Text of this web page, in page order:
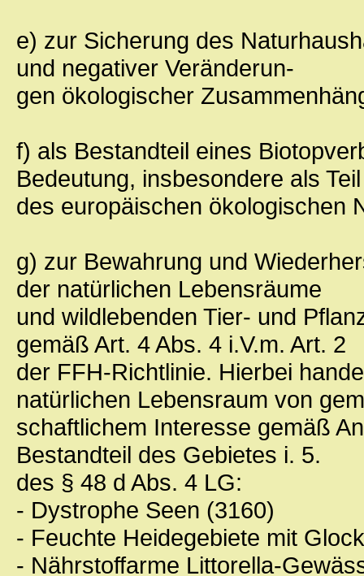
e) zur Sicherung des
und negativer Veränderun-
gen ökologischer
f) als Bestandteil eines
Bedeutung, insbesondere als Teil
des europäischen ökologischen
g) zur Bewahrung und
der natürlichen Lebensräume
und wildlebenden Tier- und
gemäß Art. 4 Abs. 4 i.V.m. Art. 2
der FFH-Richtlinie. Hierbei
natürlichen Lebensraum von
schaftlichem Interesse gemäß
Bestandteil des Gebietes i. 5.
des § 48 d Abs. 4 LG:
- Dystrophe Seen (3160)
- Feuchte Heidegebiete mit
- Nährstoffarme Littorella-